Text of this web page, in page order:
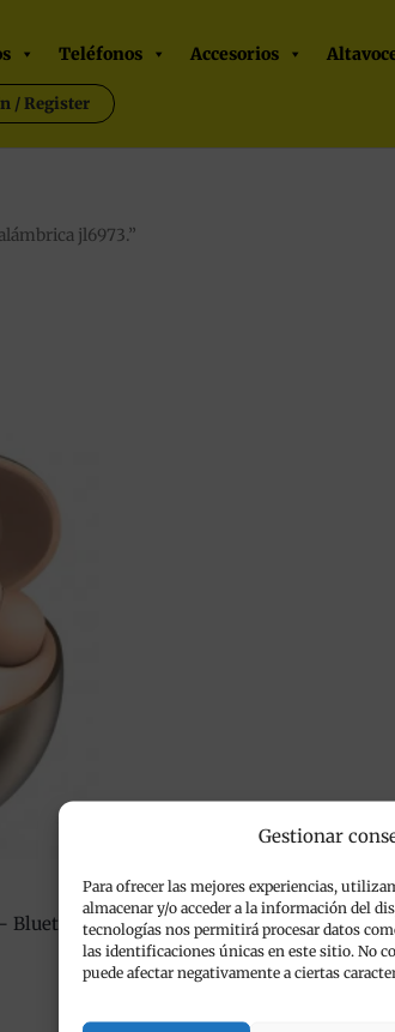
Gestionar
Para ofrecer las mejores experiencias,
almacenar y/o acceder a la información del
tecnologías nos permitirá procesar datos
las identificaciones únicas en este sitio. No
puede afectar negativamente a ciertas
Teléfonos Accesorios
/ Register
jl6973.”
Bluetooth